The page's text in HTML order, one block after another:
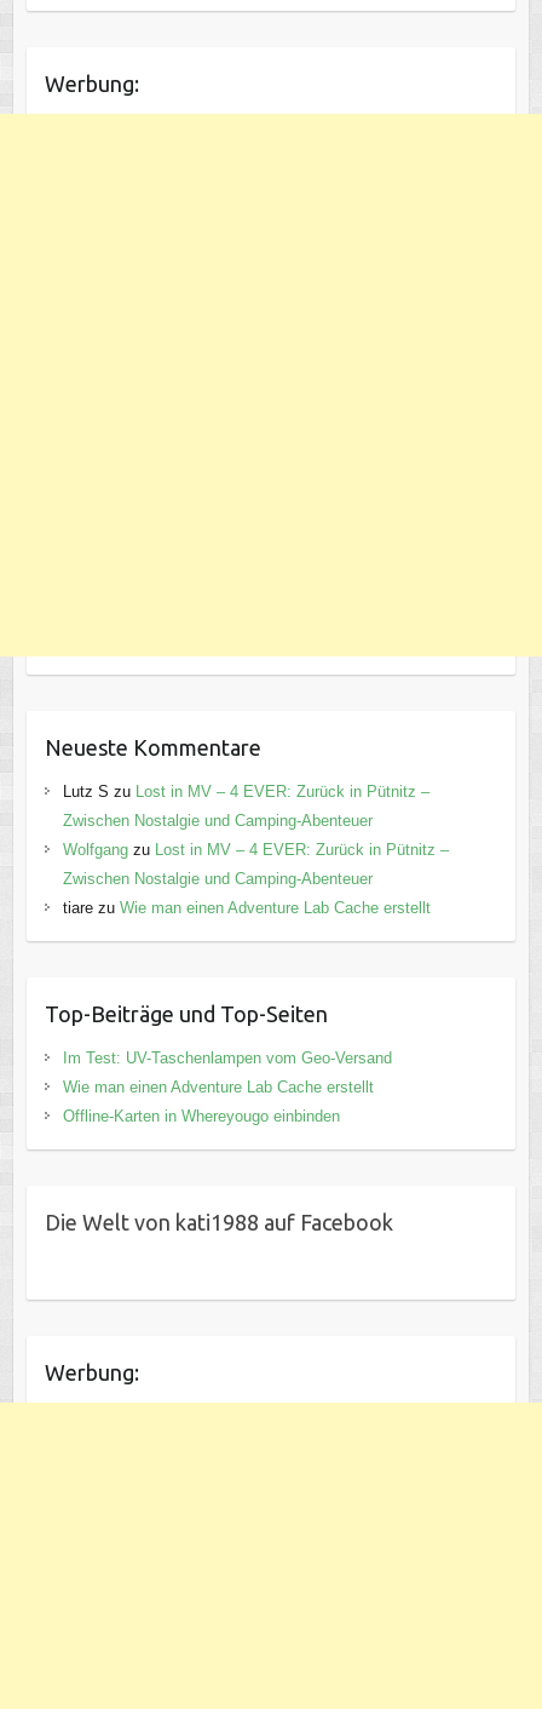
Werbung:
Neueste Kommentare
Lutz S zu Lost in MV – 4 EVER: Zurück in Pütnitz –
Zwischen Nostalgie und Camping-Abenteuer
Wolfgangzu Lost in MV – 4 EVER: Zurück in Pütnitz –
Zwischen Nostalgie und Camping-Abenteuer
tiarezu Wie man einen Adventure Lab Cache erstellt
Top-Beiträge und Top-Seiten
Im Test: UV-Taschenlampen vom Geo-Versand
Wie man einen Adventure Lab Cache erstellt
Offline-Karten in Whereyougo einbinden
Die Welt von kati1988 auf Facebook
Werbung: